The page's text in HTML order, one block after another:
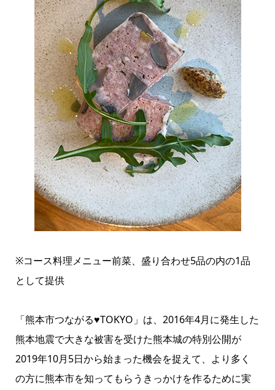
※コース料理メニュー前菜、盛り合わせ5品の内の1品
として提供
「熊本市つながる♥TOKYO」は、2016年4月に発生した
熊本地震で大きな被害を受けた熊本城の特別公開が
2019年10月5日から始まった機会を捉えて、より多く
の方に熊本市を知ってもらうきっかけを作るために実